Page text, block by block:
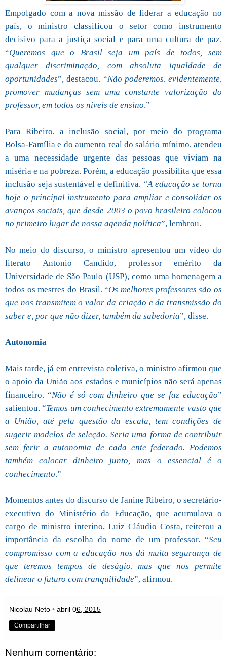
Empolgado com a nova missão de liderar a educação no
país, o ministro classificou o setor como instrumento
decisivo para a justiça social e para uma cultura de paz.
“Queremos que o Brasil seja um país de todos, sem
qualquer discriminação, com absoluta igualdade de
oportunidades”, destacou. “Não poderemos, evidentemente,
promover mudanças sem uma constante valorização do
professor, em todos os níveis de ensino.”
Para Ribeiro, a inclusão social, por meio do programa
Bolsa-Família e do aumento real do salário mínimo, atendeu
a uma necessidade urgente das pessoas que viviam na
miséria e na pobreza. Porém, a educação possibilita que essa
inclusão seja sustentável e definitiva. “A educação se torna
hoje o principal instrumento para ampliar e consolidar os
avanços sociais, que desde 2003 o povo brasileiro colocou
no primeiro lugar de nossa agenda política”, lembrou.
No meio do discurso, o ministro apresentou um vídeo do
literato Antonio Candido, professor emérito da
Universidade de São Paulo (USP), como uma homenagem a
todos os mestres do Brasil. “Os melhores professores são os
que nos transmitem o valor da criação e da transmissão do
saber e, por que não dizer, também da sabedoria”, disse.
Autonomia
Mais tarde, já em entrevista coletiva, o ministro afirmou que
o apoio da União aos estados e municípios não será apenas
financeiro. “Não é só com dinheiro que se faz educação”
salientou. “Temos um conhecimento extremamente vasto que
a União, até pela questão da escala, tem condições de
sugerir modelos de seleção. Seria uma forma de contribuir
sem ferir a autonomia de cada ente federado. Podemos
também colocar dinheiro junto, mas o essencial é o
conhecimento.”
Momentos antes do discurso de Janine Ribeiro, o secretário-
executivo do Ministério da Educação, que acumulava o
cargo de ministro interino, Luiz Cláudio Costa, reiterou a
importância da escolha do nome de um professor. “Seu
compromisso com a educação nos dá muita segurança de
que teremos tempos de deságio, mas que nos permite
delinear o futuro com tranquilidade”, afirmou.
Nicolau Neto • abril 06, 2015
Compartilhar
Nenhum comentário: